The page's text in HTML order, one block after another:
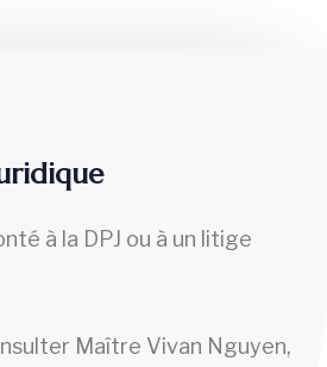
à la DPJ ou à un litige
Maître Vivan Nguyen,